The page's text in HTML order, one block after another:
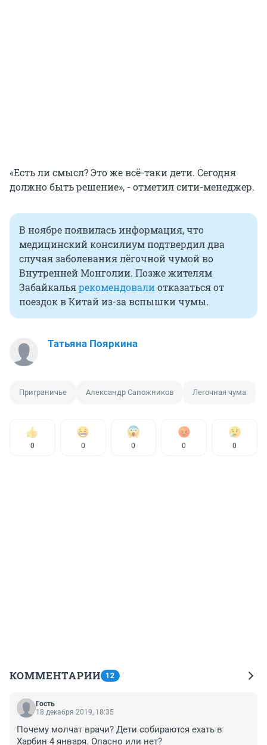
«Есть ли смысл? Это же всё-таки дети. Сегодня
должно быть решение», - отметил сити-менеджер.
В ноябре появилась информация, что
медицинский консилиум подтвердил два
случая заболевания лёгочной чумой во
Внутренней Монголии. Позже жителям
Забайкальярекомендовалиотказаться от
поездок в Китай из-за вспышки чумы.
Татьяна Пояркина
Приграничье Александр Сапожников Легочная чума
0 0 0 0 0
КОММЕНТАРИИ 12
Гость
18 декабря 2019, 18:35
Почему молчат врачи? Дети собираются ехать в
Харбин 4 января. Опасно или нет?